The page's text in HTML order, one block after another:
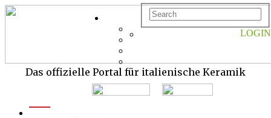
Das offizielle Portal für italienische Keramik
LOGIN